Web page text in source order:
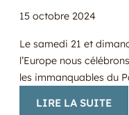
15 octobre 2024
Le samedi 21 et
l’Europe nous
les immanquables du
LIRE LA SUITE: